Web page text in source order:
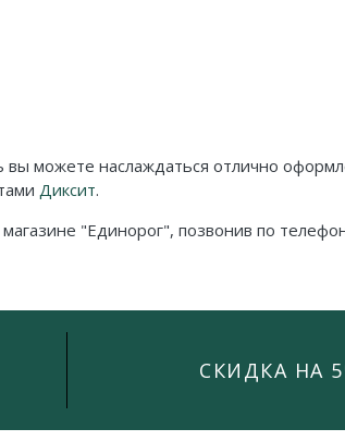
вы можете наслаждаться отлично
Диксит.
магазине "Единорог", позвонив по
СКИДКА НА